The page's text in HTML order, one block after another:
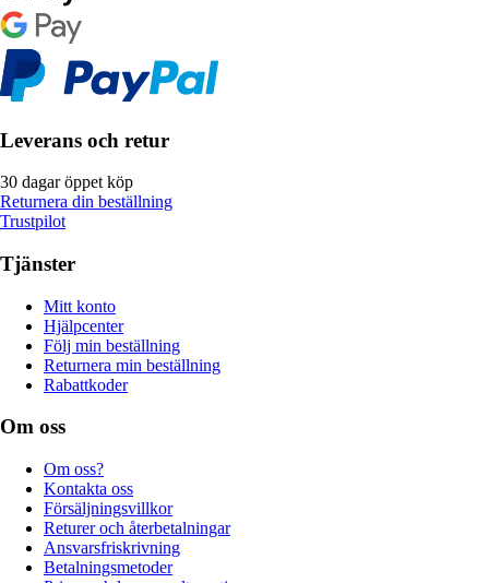
Leverans och retur
30 dagar öppet köp
Returnera din beställning
Trustpilot
Tjänster
Mitt konto
Hjälpcenter
Följ min beställning
Returnera min beställning
Rabattkoder
Om oss
Om oss?
Kontakta oss
Försäljningsvillkor
Returer och återbetalningar
Ansvarsfriskrivning
Betalningsmetoder